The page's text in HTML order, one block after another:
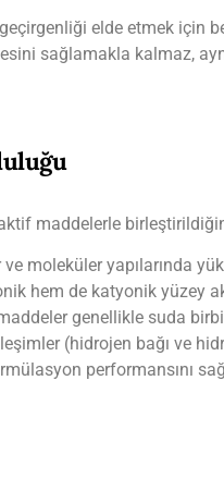
elde etmek için
sağlamakla kalmaz,
maddelerle
moleküler yapılarında
hem de katyonik yüzey
genellikle suda
(hidrojen bağı ve
performansını